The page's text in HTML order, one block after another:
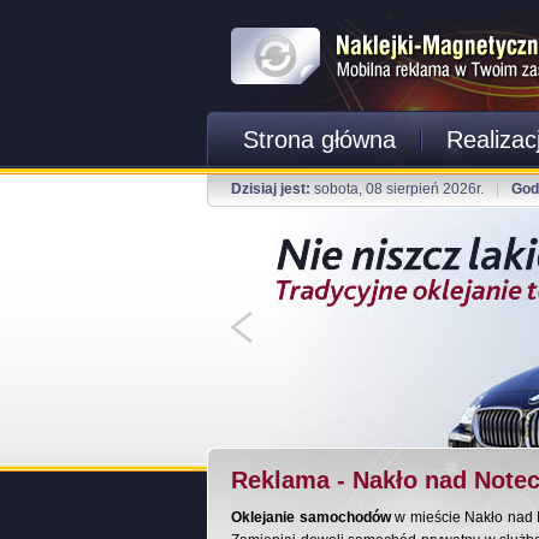
Strona główna
Dzisiaj jest: sobota, 08 sierpień 2026r.
Reklama - Nakło nad
Oklejanie samochodóww mieście Nakło nad